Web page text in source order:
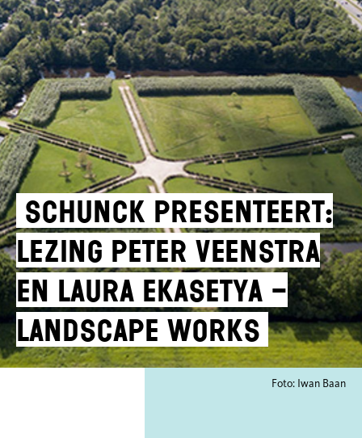
SCHUNCK presenteert:
lezing Peter Veenstra
en Laura Ekasetya –
Landscape works
Foto: Iwan Baan